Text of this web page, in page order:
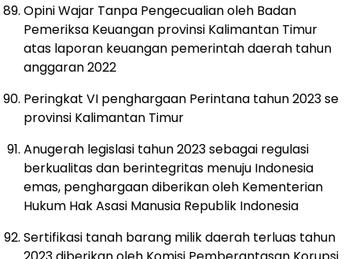
Opini Wajar Tanpa Pengecualian oleh Badan
Pemeriksa Keuangan provinsi Kalimantan Timur
atas laporan keuangan pemerintah daerah tahun
anggaran 2022
Peringkat VI penghargaan Perintana tahun 2023 se
provinsi Kalimantan Timur
Anugerah legislasi tahun 2023 sebagai regulasi
berkualitas dan berintegritas menuju Indonesia
emas, penghargaan diberikan oleh Kementerian
Hukum Hak Asasi Manusia Republik Indonesia
Sertifikasi tanah barang milik daerah terluas tahun